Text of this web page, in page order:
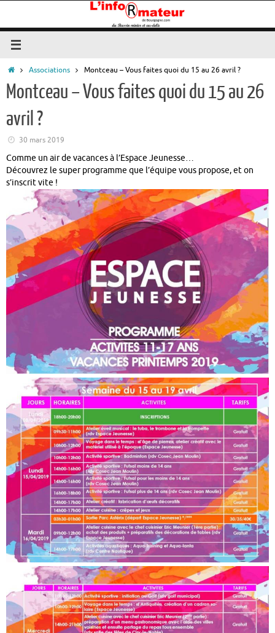
contenu
Accueil
Associations Montceau – Vous faites quoi du 15 au 26 avril ?
Montceau – Vous faites quoi du 15 au 26
avril ?
30 mars 2019
Comme un air de vacances à l’Espace Jeunesse…
Découvrez le super programme que l’équipe vous propose, et on
s’inscrit vite !